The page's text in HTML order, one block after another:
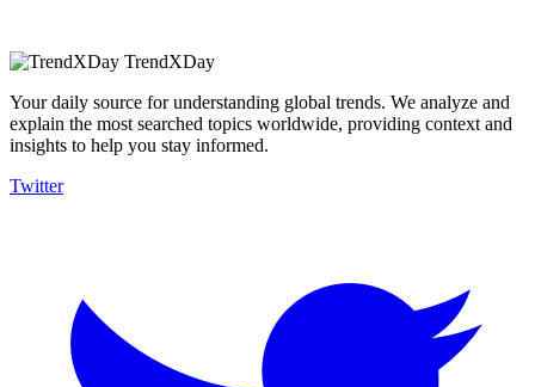
TrendXDay
Your daily source for understanding global trends. We analyze and
explain the most searched topics worldwide, providing context and
insights to help you stay informed.
Twitter